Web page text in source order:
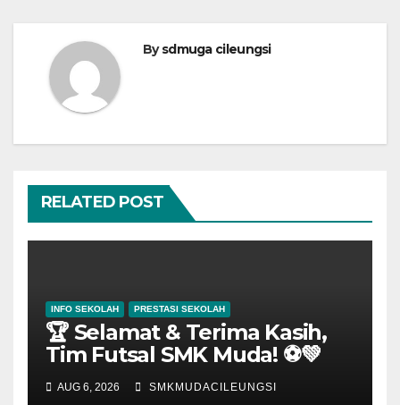
Bysdmuga cileungsi
RELATED POST
INFO SEKOLAH PRESTASI SEKOLAH
🏆 Selamat & Terima Kasih,
Tim Futsal SMK Muda! ⚽💚
AUG 6, 2026 SMKMUDACILEUNGSI